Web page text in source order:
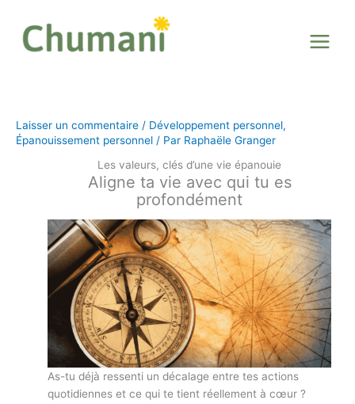
contenu
Laisser un commentaire / Développement personnel,
Épanouissement personnel / Par Raphaële Granger
Les valeurs, clés d’une vie épanouie
Aligne ta vie avec qui tu es
profondément
As-tu déjà ressenti un décalage entre tes actions
quotidiennes et ce qui te tient réellement à cœur ?